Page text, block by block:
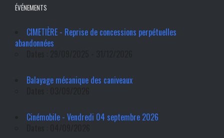
ÉVÉNEMENTS
CIMETIÈRE - Reprise de concessions perpétuelles
abandonnées
Balayage mécanique des caniveaux
Cinémobile - Vendredi 04 septembre 2026